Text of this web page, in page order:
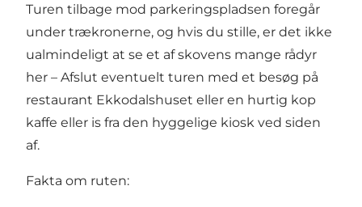
Turen tilbage mod parkeringspladsen foregår
under trækronerne, og hvis du stille, er det ikke
ualmindeligt at se et af skovens mange rådyr
her – Afslut eventuelt turen med et besøg på
restaurant Ekkodalshuset eller en hurtig kop
kaffe eller is fra den hyggelige kiosk ved siden
af.
Fakta om ruten: